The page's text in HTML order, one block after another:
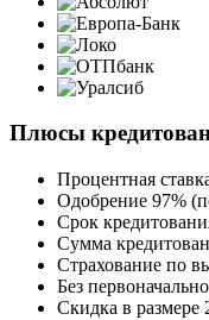
Плюсы
Процентная
Одобрение 97%
Срок
Сумма
Страхование по
Без
Скидка в размере